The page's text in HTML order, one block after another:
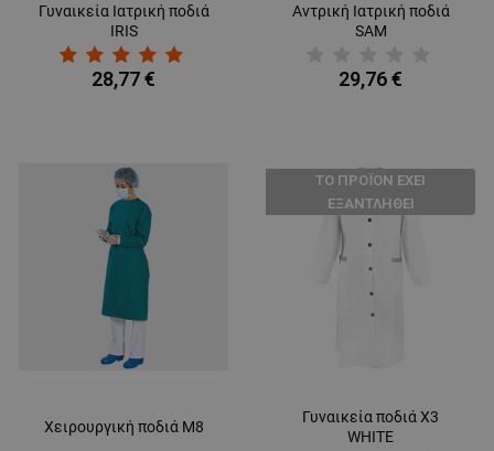
Γυναικεία Ιατρική ποδιά
IRIS
28,77 €
Αντρική Ιατρική ποδιά
SAM
29,76 €
Χειρουργική ποδιά M8
ТΟ ΠΡΟΪΌΝ ΈΧΕΙ
ΕΞΑΝΤΛΗΘΕΊ
Γυναικεία ποδιά X3
WHITE